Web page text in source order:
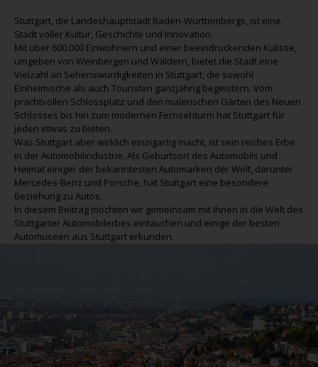
Stuttgart, die Landeshauptstadt Baden-Württembergs, ist eine
Stadt voller Kultur, Geschichte und Innovation.
Mit über 600.000 Einwohnern und einer beeindruckenden Kulisse,
umgeben von Weinbergen und Wäldern, bietet die Stadt eine
Vielzahl an Sehenswürdigkeiten in Stuttgart, die sowohl
Einheimische als auch Touristen ganzjährig begeistern. Vom
prachtvollen Schlossplatz und den malerischen Gärten des Neuen
Schlosses bis hin zum modernen Fernsehturm hat Stuttgart für
jeden etwas zu bieten.
Was Stuttgart aber wirklich einzigartig macht, ist sein reiches Erbe
in der Automobilindustrie. Als Geburtsort des Automobils und
Heimat einiger der bekanntesten Automarken der Welt, darunter
Mercedes-Benz und Porsche, hat Stuttgart eine besondere
Beziehung zu Autos.
In diesem Beitrag möchten wir gemeinsam mit Ihnen in die Welt des
Stuttgarter Automobilerbes eintauchen und einige der besten
Automuseen aus Stuttgart erkunden.